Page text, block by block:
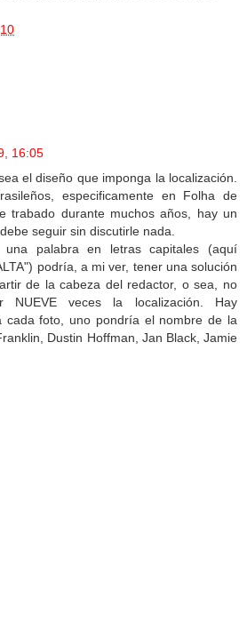
16:05
el diseño que imponga la localización.
especificamente en Folha de
trabado durante muchos años, hay un
seguir sin discutirle nada.
una palabra en letras capitales (aquí
podría, a mi ver, tener una solución
de la cabeza del redactor, o sea, no
NUEVE veces la localización. Hay
cada foto, uno pondría el nombre de la
Dustin Hoffman, Jan Black, Jamie